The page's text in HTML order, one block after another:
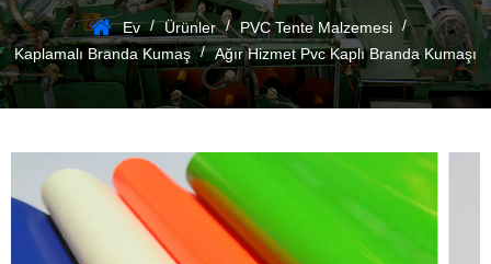
Ev / Ürünler / PVC Tente Malzemesi /
Kaplamalı Branda Kumaş / Ağır Hizmet Pvc Kaplı Branda Kumaşı